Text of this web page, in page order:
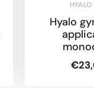
Hyalo